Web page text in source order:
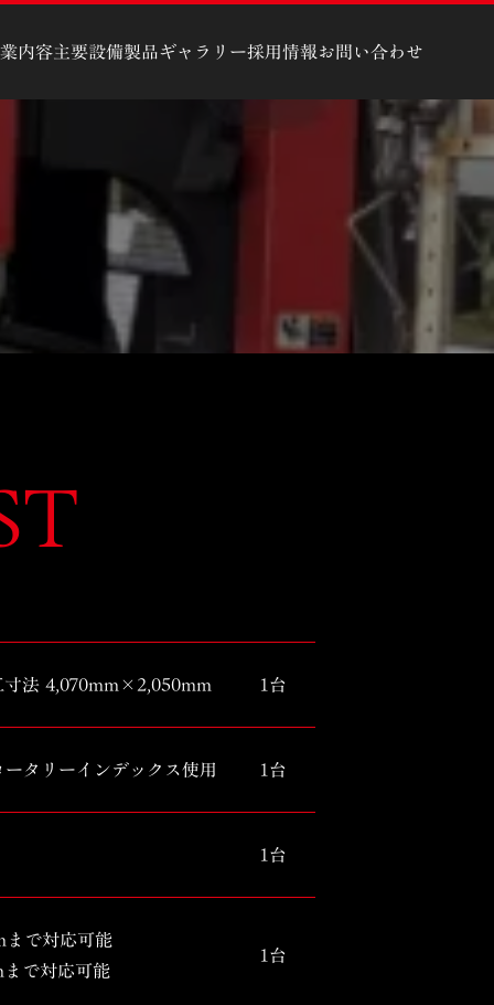
内容主要設備製品ギャラリー採用情報お問い合わせ
法 4,070mm×2,050mm 1台
タリーインデックス使用 1台
1台
で対応可能
で対応可能
1台